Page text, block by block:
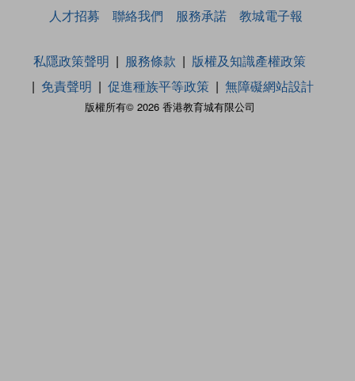
人才招募
聯絡我們 服務承諾 教城電子報
版權所有© 2026 香港教育城有限公司
私隱政策聲明 服務條款
版權及知識產權政策
免責聲明
促進種族平等政策 無障礙網站設計